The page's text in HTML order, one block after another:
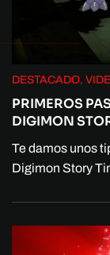
DESTACADO,
PRIMEROS
DIGIMON
Te damos unos
Digimon Story